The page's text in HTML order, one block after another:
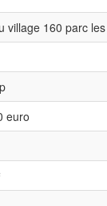
village 160 parc
euro